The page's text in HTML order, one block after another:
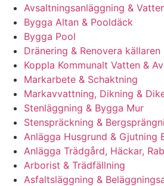
Avsaltningsanläggning &
Bygga Altan & Pooldäck
Bygga Pool
Dränering & Renovera källaren
Koppla Kommunalt Vatten &
Markarbete & Schaktning
Markavvattning, Dikning &
Stenläggning & Bygga Mur
Stenspräckning &
Anlägga Husgrund & Gjutning
Anlägga Trädgård, Häckar,
Arborist & Trädfällning
Asfaltsläggning &